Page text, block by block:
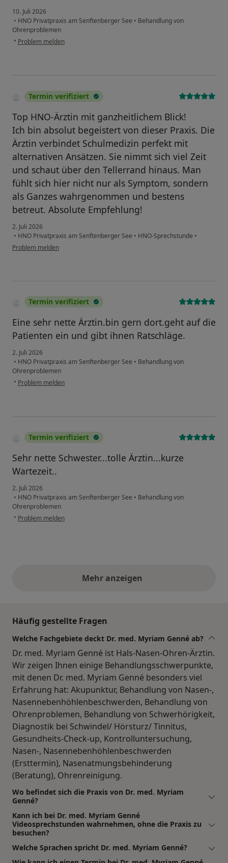
10. Juli 2026
• HNO Privatpraxis am Senftenberger See • Behandlung von
Ohrenproblemen
• Problem melden
Termin verifiziert
Top HNO-Ärztin mit ganzheitlichem Blick!
​Ich bin absolut begeistert von dieser Praxis. Die
Ärztin verbindet Schulmedizin perfekt mit
alternativen Ansätzen. Sie nimmt sich viel Zeit
und schaut über den Tellerrand hinaus. Man
fühlt sich hier nicht nur als Symptom, sondern
als Ganzes wahrgenommen und bestens
betreut. Absolute Empfehlung!
2. Juli 2026
• HNO Privatpraxis am Senftenberger See • HNO-Sprechstunde •
Problem melden
Termin verifiziert
Eine sehr nette Ärztin.bin gern dort.geht auf die
Patienten ein und gibt ihnen Ratschläge.
2. Juli 2026
• HNO Privatpraxis am Senftenberger See • Behandlung von
Ohrenproblemen
• Problem melden
Termin verifiziert
Sehr nette Schwester...tolle Ärztin...kurze
Wartezeit..
2. Juli 2026
• HNO Privatpraxis am Senftenberger See • Behandlung von
Ohrenproblemen
• Problem melden
Mehr anzeigenobige Stellungnahmen
Häufig gestellte Fragen
Welche Fachgebiete deckt Dr. med. Myriam Genné ab?
Dr. med. Myriam Genné ist Hals-Nasen-Ohren-Ärztin.
Wir zeigen Ihnen einige Behandlungsschwerpunkte,
mit denen Dr. med. Myriam Genné besonders viel
Erfahrung hat: Akupunktur, Behandlung von Nasen-,
Nasennebenhöhlenbeschwerden, Behandlung von
Ohrenproblemen, Behandlung von Schwerhörigkeit,
Diagnostik bei Schwindel/ Hörsturz/ Tinnitus,
Gesundheits-Check-up, Kontrolluntersuchung,
Nasen-, Nasennebenhöhlenbeschwerden
(Ersttermin), Nasenatmungsbehinderung
(Beratung), Ohrenreinigung.
Wo befindet sich die Praxis von Dr. med. Myriam
Genné?
Kann ich bei Dr. med. Myriam Genné
Videosprechstunden wahrnehmen, ohne die Praxis zu
besuchen?
Welche Sprachen spricht Dr. med. Myriam Genné?